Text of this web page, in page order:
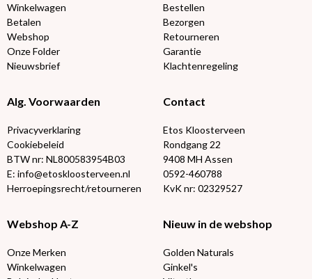
Winkelwagen
Betalen
Webshop
Onze Folder
Nieuwsbrief
Bestellen
Bezorgen
Retourneren
Garantie
Klachtenregeling
Alg. Voorwaarden
Privacyverklaring
Cookiebeleid
BTW nr: NL800583954B03
E: info@etoskloosterveen.nl
Herroepingsrecht/retourneren
Contact
Etos Kloosterveen
Rondgang 22
9408 MH Assen
0592-460788
KvK nr: 02329527
Webshop A-Z
Onze Merken
Winkelwagen
Nieuw in de webshop
Golden Naturals
Ginkel's